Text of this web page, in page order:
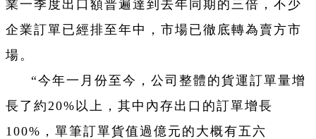
業一季度出口額普遍達到去年同期的三倍，不少
企業訂單已經排至年中，市場已徹底轉為賣方市
場。
“今年一月份至今，公司整體的貨運訂單量增
長了約20%以上，其中內存出口的訂單增長
100%，單筆訂單貨值過億元的大概有五六